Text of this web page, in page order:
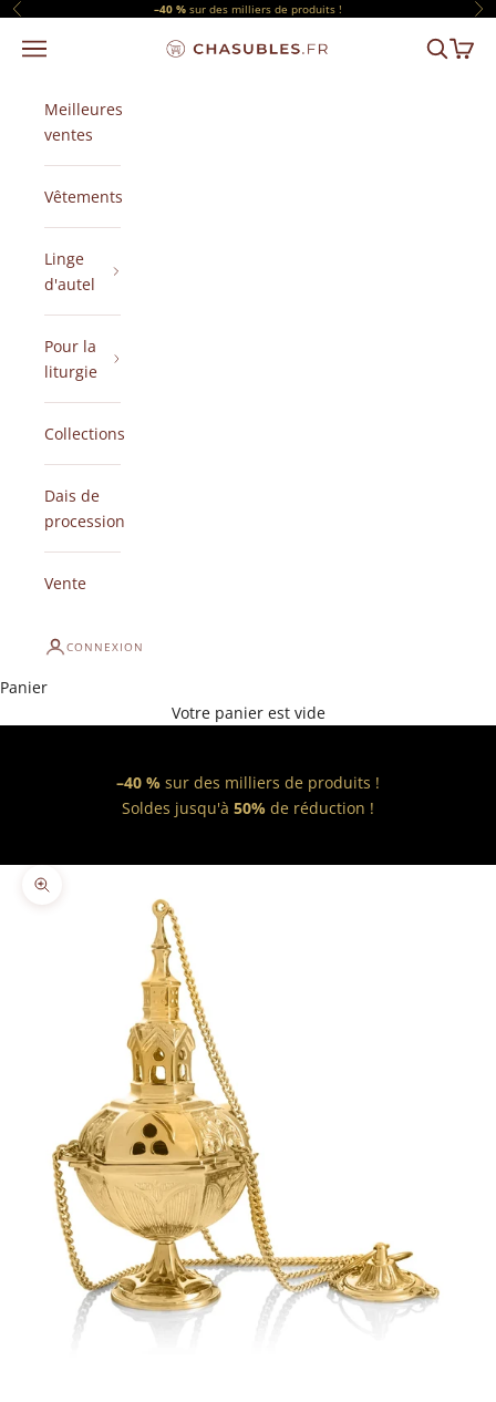
Passer au contenu
Précédent –40 % sur des milliers de produits !
CHASUBLES.FR
Menu Panier
Meilleures
ventes
Vêtements
Linge
d'autel
Pour la
liturgie
Collections
Dais de
procession
Vente
CONNEXION
Panier
Votre panier est vide
–40 % sur des milliers de produits !
Soldes jusqu'à 50% de réduction !
Zoomer sur l'image